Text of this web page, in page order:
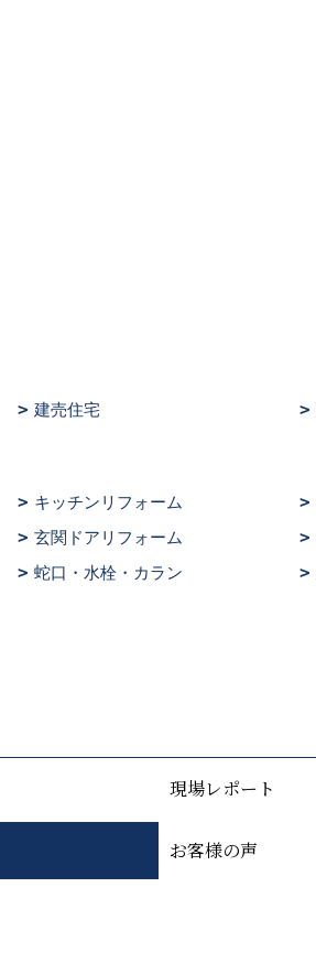
建売住宅
キッチンリフォーム
玄関ドアリフォーム
蛇口・水栓・カラン
現場レポート
お客様の声